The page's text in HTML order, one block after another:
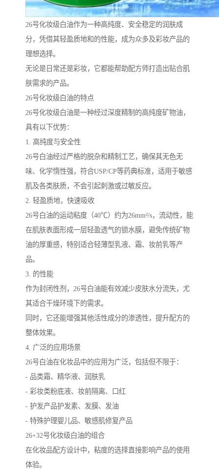
26号化妆级白油作为一种高纯度、安全稳定的润肤成
分，凭借其轻盈质地和的性能，成为众多及彩妆产品的
理想选择。
无论是日常还是彩妆，它都能帮助配方师打造出贴合肌
肤需求的产品。
26号化妆级白油的特点
26号化妆级白油是一种经过深度精制的高纯度矿物油，
具有以下优势：
1. 高纯度与安全性
26号白油经过严格的脱杂和精制工艺，确保其无色无
味、化学惰性强，符合USP/CP等药典标准，适用于敏感
肌及各类肤质，不会引起刺激或过敏反应。
2. 轻盈质地，快速吸收
26号白油的运动粘度（40℃）约为26mm²/s，流动性，能
在肌肤表面形成一层轻盈透气的锁水膜，避免传统矿物
油的厚重感，特别适合轻薄型乳液、霜、妆前乳等产
品。
3. 的性能
作为封闭性剂，26号白油能有效减少皮肤水分流失，尤
其适合干燥环境下的需求。
同时，它还能增强其他活性成分的渗透性，提升配方的
整体效果。
4. 广泛的应用场景
26号白油在化妆品中的应用为广泛，包括但不限于：
- 品类霜、精华液、润肤乳
- 彩妆类粉底液、妆前隔离、口红
- 护发产品护发素、发膜、发油
- 特殊护理婴儿品、敏感肌修复产品
26+32号化妆级白油的组合
在化妆品配方设计中，粘度的选择直接影响产品的使用
体验。